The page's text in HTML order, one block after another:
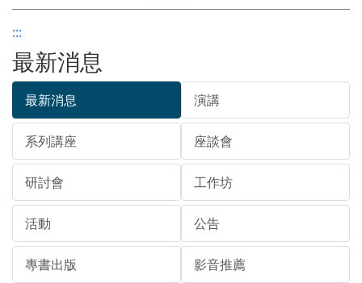
:::
最新消息
最新消息 演講
系列講座 座談會
研討會 工作坊
活動 公告
專書出版 影音推薦